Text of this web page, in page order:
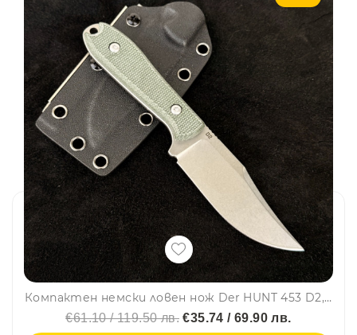
Компактен немски ловен нож Der HUNT 453 D2, фултанг, стомана D2, тактическа кания KYDEXс клипс
€61.10 / 119.50 лв. €35.74 / 69.90 лв.